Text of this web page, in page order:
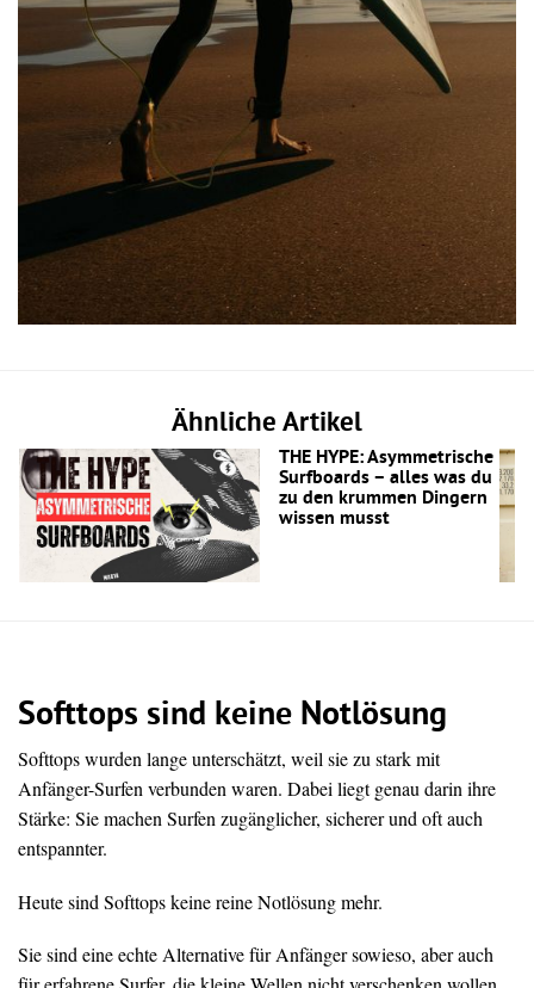
Ähnliche Artikel
THE HYPE: Asymmetrische
Surfboards – alles was du
zu den krummen Dingern
wissen musst
Softtops sind keine Notlösung
Softtops wurden lange unterschätzt, weil sie zu stark mit
Anfänger-Surfen verbunden waren. Dabei liegt genau darin ihre
Stärke: Sie machen Surfen zugänglicher, sicherer und oft auch
entspannter.
Heute sind Softtops keine reine Notlösung mehr.
Sie sind eine echte Alternative für Anfänger sowieso, aber auch